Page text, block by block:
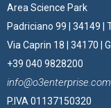
Area Science Park
Padriciano 99 | 34149 |
Via Caprin 18 | 34170 |
+39 040 9828200
info@o3enterprise.com
P.IVA 01137150320